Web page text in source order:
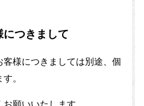
につきまして
様につきましては別途、個
。